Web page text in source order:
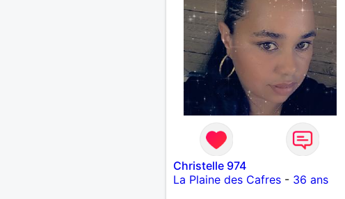
Christelle 974
La Plaine des Cafres- 36 ans